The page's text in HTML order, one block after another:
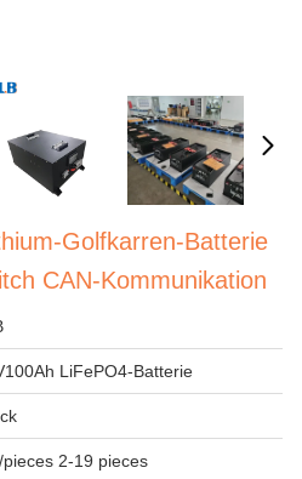
Golfkarren-Batterie
CAN-Kommunikation
LiFePO4-Batterie
2-19 pieces